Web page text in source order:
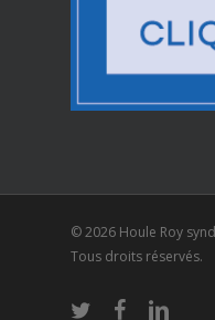
© 2026 Houle Roy
Tous droits réservés.
twitter facebooklinkedin